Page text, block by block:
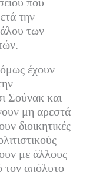
την
των
έχουν
Σούνακ και
μη αρεστά
διοικητικές
με άλλους
τον απόλυτο